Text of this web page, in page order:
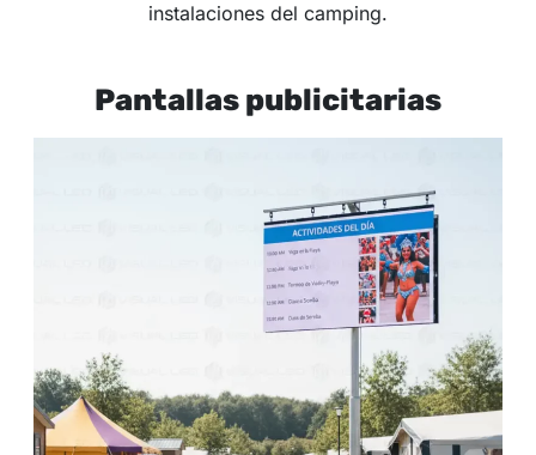
instalaciones del camping.
Pantallas publicitarias